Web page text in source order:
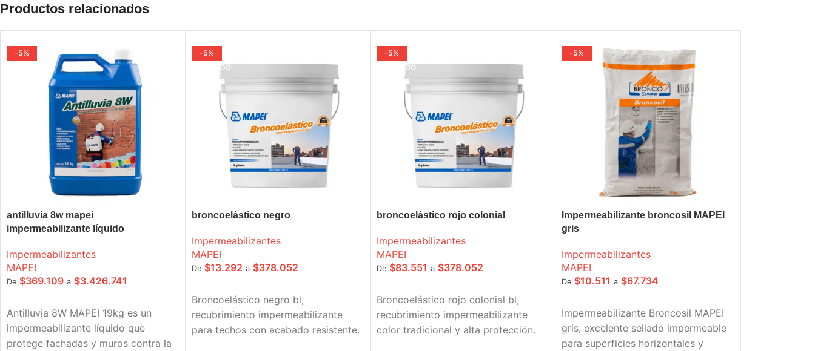
Productos relacionados
-5%
antilluvia 8w mapei
impermeabilizante líquido
Impermeabilizantes
MAPEI
De $369.109 a $3.426.741
Antilluvia 8W MAPEI 19kg es un
impermeabilizante líquido que
protege fachadas y muros contra la
-5%
VENDIDO
broncoelástico negro
Impermeabilizantes
MAPEI
De $13.292 a $378.052
Broncoelástico negro bl,
recubrimiento impermeabilizante
para techos con acabado resistente.
-5%
VENDIDO
broncoelástico rojo colonial
Impermeabilizantes
MAPEI
De $83.551 a $378.052
Broncoelástico rojo colonial bl,
recubrimiento impermeabilizante
color tradicional y alta protección.
-5%
Impermeabilizante broncosil MAPEI
gris
Impermeabilizantes
MAPEI
De $10.511 a $67.734
Impermeabilizante Broncosil MAPEI
gris, excelente sellado impermeable
para superficies horizontales y